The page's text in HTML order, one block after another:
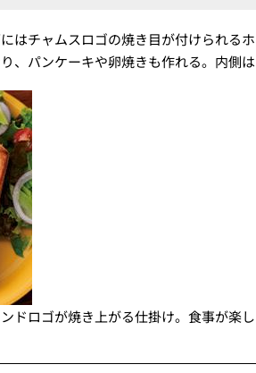
はチャムスロゴの焼き目が付けられる
、パンケーキや卵焼きも作れる。内側
ドロゴが焼き上がる仕掛け。食事が楽し